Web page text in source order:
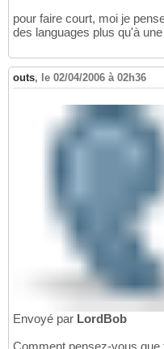
pour faire court, moi je
des languages plus qu'à
outs, le 02/04/2006 à 02h36
Envoyé par LordBob
Comment pensez-vous que